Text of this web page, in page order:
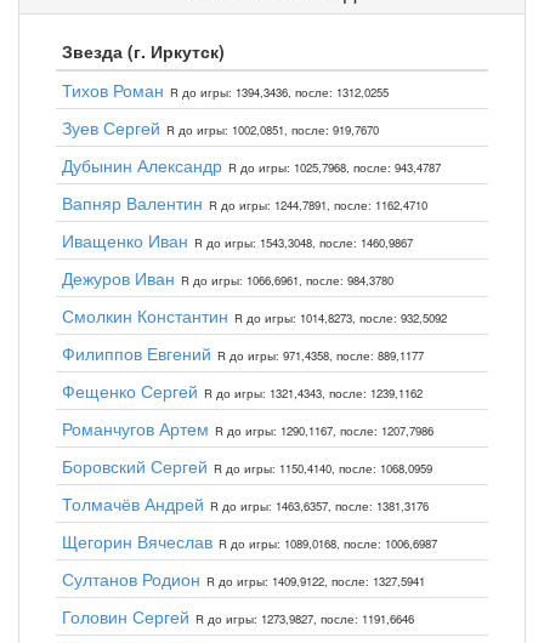
Звезда (г. Иркутск)
Тихов Роман R до игры: 1394,3436, после: 1312,0255
Зуев Сергей R до игры: 1002,0851, после: 919,7670
Дубынин Александр R до игры: 1025,7968, после: 943,4787
Вапняр Валентин R до игры: 1244,7891, после: 1162,4710
Иващенко Иван R до игры: 1543,3048, после: 1460,9867
Дежуров Иван R до игры: 1066,6961, после: 984,3780
Смолкин Константин R до игры: 1014,8273, после: 932,5092
Филиппов Евгений R до игры: 971,4358, после: 889,1177
Фещенко Сергей R до игры: 1321,4343, после: 1239,1162
Романчугов Артем R до игры: 1290,1167, после: 1207,7986
Боровский Сергей R до игры: 1150,4140, после: 1068,0959
Толмачёв Андрей R до игры: 1463,6357, после: 1381,3176
Щегорин Вячеслав R до игры: 1089,0168, после: 1006,6987
Султанов Родион R до игры: 1409,9122, после: 1327,5941
Головин Сергей R до игры: 1273,9827, после: 1191,6646